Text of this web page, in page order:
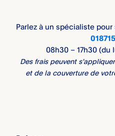
Parlez à un spécialiste
08h30 – 17h30 (du
Des frais peuvent
et de la couverture de